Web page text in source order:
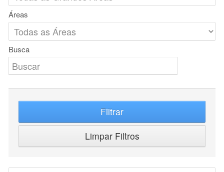
Áreas
Busca
Filtrar
Limpar Filtros